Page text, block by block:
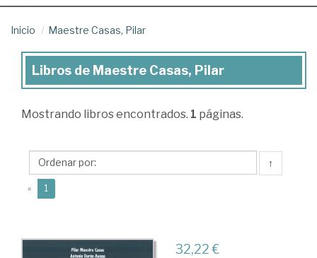
Inicio Maestre Casas, Pilar
Libros
Maestre
Pilar
Libros de Maestre Casas, Pilar
Mostrando libros encontrados. 1 páginas.
↑
« 1
32,22 €